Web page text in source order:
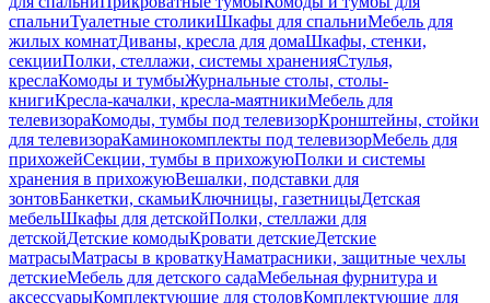
спальниТуалетные столикиШкафы для спальниМебель для
жилых комнатДиваны, кресла для домаШкафы, стенки,
секцииПолки, стеллажи, системы храненияСтулья,
креслаКомоды и тумбыЖурнальные столы, столы-
книгиКресла-качалки, кресла-маятникиМебель для
телевизораКомоды, тумбы под телевизорКронштейны, стойки
для телевизораКаминокомплекты под телевизорМебель для
прихожейСекции, тумбы в прихожуюПолки и системы
хранения в прихожуюВешалки, подставки для
зонтовБанкетки, скамьиКлючницы, газетницыДетская
мебельШкафы для детскойПолки, стеллажи для
детскойДетские комодыКровати детскиеДетские
матрасыМатрасы в кроваткуНаматрасники, защитные чехлы
детскиеМебель для детского садаМебельная фурнитура и
аксессуарыКомплектующие для столовКомплектующие для